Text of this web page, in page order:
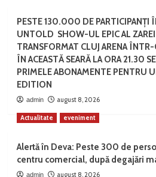
PESTE 130.000 DE PARTICIPANȚI
UNTOLD SHOW-UL EPIC AL ZAREI
TRANSFORMAT CLUJ ARENA
ÎN ACEASTĂ SEARĂ LA ORA 21.30
PRIMELE ABONAMENTE PENTRU
EDITION
admin august 8, 2026
Actualitate eveniment
Alertă în Deva: Peste 300 de
centru comercial, după degajări
admin august 8, 2026